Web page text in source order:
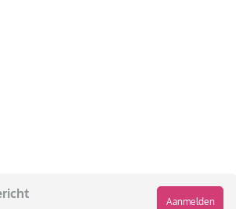
Aanmelden